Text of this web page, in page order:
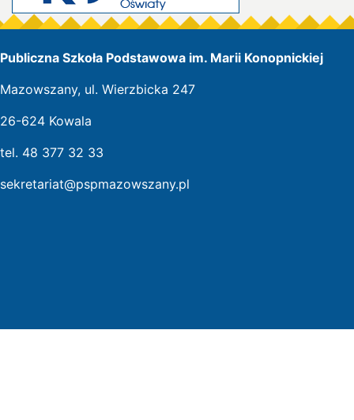
Publiczna Szkoła Podstawowa im. Marii Konopnickiej
Mazowszany, ul. Wierzbicka 247
26-624 Kowala
tel. 48 377 32 33
sekretariat@pspmazowszany.pl